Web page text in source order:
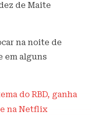
de Maite
na noite de
em alguns
do RBD, ganha
na Netflix